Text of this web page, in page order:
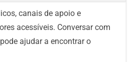
canais de apoio e
acessíveis. Conversar com
ajudar a encontrar o